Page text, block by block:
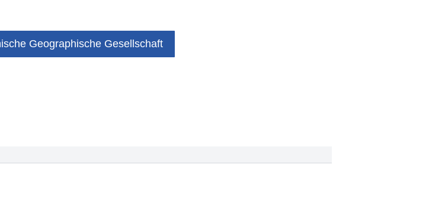
Geographische Gesellschaft